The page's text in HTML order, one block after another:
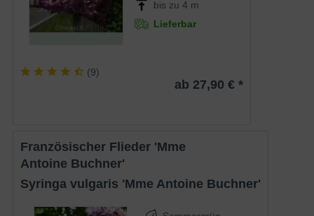
bis zu 4 m
Lieferbar
(9)
ab 27,90 € *
Französischer Flieder 'Mme
Antoine Buchner'
Syringa vulgaris 'Mme Antoine Buchner'